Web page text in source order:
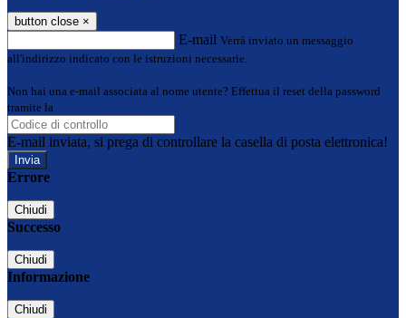
button close ×
E-mail Verrà inviato un messaggio
all'indirizzo indicato con le istruzioni necessarie.
Non hai una e-mail associata al nome utente? Effettua il reset della password
tramite la
E-mail inviata, si prega di controllare la casella di posta elettronica!
Errore
Chiudi
Successo
Chiudi
Informazione
Chiudi